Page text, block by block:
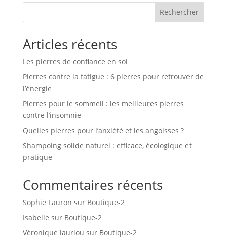
Rechercher
Articles récents
Les pierres de confiance en soi
Pierres contre la fatigue : 6 pierres pour retrouver de
l’énergie
Pierres pour le sommeil : les meilleures pierres
contre l’insomnie
Quelles pierres pour l’anxiété et les angoisses ?
Shampoing solide naturel : efficace, écologique et
pratique
Commentaires récents
Sophie Lauron sur Boutique-2
Isabelle sur Boutique-2
Véronique lauriou sur Boutique-2